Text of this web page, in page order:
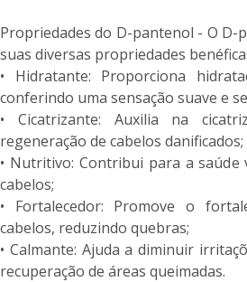
Propriedades do D-pantenol - O D-
suas diversas propriedades
• Hidratante: Proporciona
conferindo uma sensação suave e
• Cicatrizante: Auxilia na
regeneração de cabelos danificados;
• Nutritivo: Contribui para a saúde
cabelos;
• Fortalecedor: Promove o
cabelos, reduzindo quebras;
• Calmante: Ajuda a diminuir
recuperação de áreas queimadas.